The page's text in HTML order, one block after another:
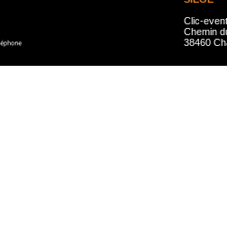
Clic-
Chemin
38460